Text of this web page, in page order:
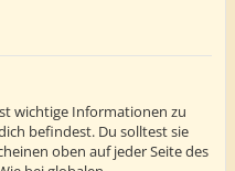
wichtige Informationen zu
befindest. Du solltest sie
oben auf jeder Seite des